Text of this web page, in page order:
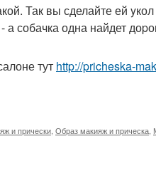
Так вы сделайте ей
собачка одна найдет
тут http://pricheska-
и прически Образ макияж и прическа